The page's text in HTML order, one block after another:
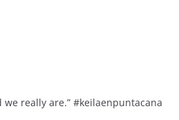
really are.” #keilaenpuntacana